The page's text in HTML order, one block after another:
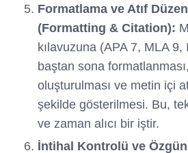
Formatlama ve Atıf
(Formatting & Citation):
kılavuzuna (APA 7, MLA
baştan sona
oluşturulması ve metin içi
şekilde gösterilmesi. Bu,
ve zaman alıcı bir iştir.
İntihal Kontrolü ve